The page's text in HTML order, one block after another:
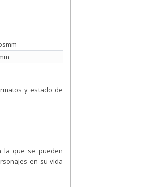
y estado de
la que se pueden
en su vida